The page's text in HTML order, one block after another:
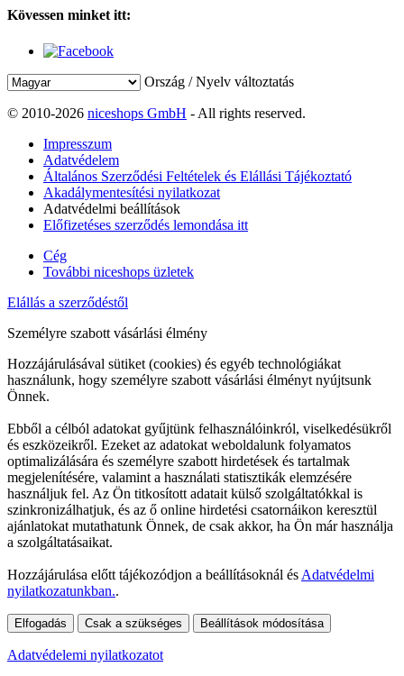
Kövessen minket itt:
Ország / Nyelv változtatás
© 2010-2026 niceshops GmbH - All rights reserved.
Impresszum
Adatvédelem
Általános Szerződési Feltételek és Elállási Tájékoztató
Akadálymentesítési nyilatkozat
Adatvédelmi beállítások
Előfizetéses szerződés lemondása itt
Cég
További niceshops üzletek
Elállás a szerződéstől
Személyre szabott vásárlási élmény
Hozzájárulásával sütiket (cookies) és egyéb technológiákat
használunk, hogy személyre szabott vásárlási élményt nyújtsunk
Önnek.
Ebből a célból adatokat gyűjtünk felhasználóinkról, viselkedésükről
és eszközeikről. Ezeket az adatokat weboldalunk folyamatos
optimalizálására és személyre szabott hirdetések és tartalmak
megjelenítésére, valamint a használati statisztikák elemzésére
használjuk fel. Az Ön titkosított adatait külső szolgáltatókkal is
szinkronizálhatjuk, és az ő online hirdetési csatornáikon keresztül
ajánlatokat mutathatunk Önnek, de csak akkor, ha Ön már használja
a szolgáltatásaikat.
Hozzájárulása előtt tájékozódjon a beállításoknál és Adatvédelmi
nyilatkozatunkban..
Elfogadás Csak a szükséges Beállítások módosítása
Adatvédelemi nyilatkozatot